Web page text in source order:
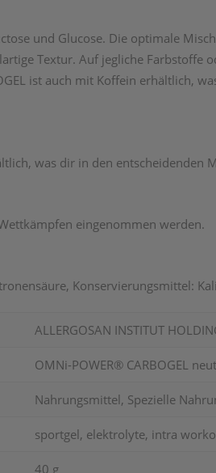
und Glucose. Die optimale
Textur. Auf jegliche
ist auch mit Koffein erhältlich,
was dir in den
eingenommen werden.
Konservierungsmittel:
ALLERGOSAN INSTITUT
OMNi-POWER® CARBOGEL
Nahrungsmittel, Spezielle
sportgel, elektrolyte, intra
40 g